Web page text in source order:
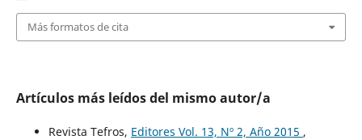
Más formatos de cita
Artículos más leídos del mismo autor/a
Revista Tefros, Editores Vol. 13, Nº 2, Año 2015 ,